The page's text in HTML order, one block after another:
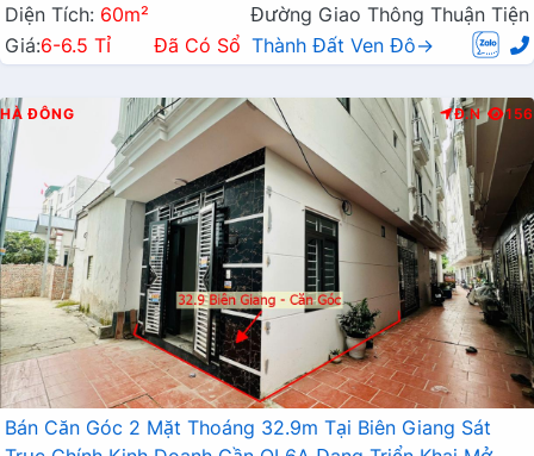
Diện Tích: 60m²
Đường Giao Thông Thuận Tiện
Giá:6-6.5 Tỉ Đã Có Sổ Thành Đất Ven Đô→
HÀ ĐÔNG Đ.N 156
Bán Căn Góc 2 Mặt Thoáng 32.9m Tại Biên Giang Sát